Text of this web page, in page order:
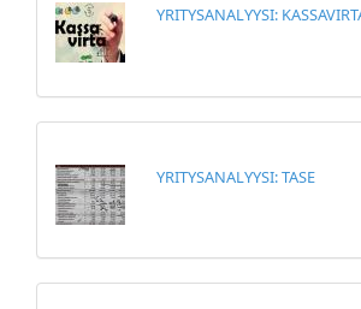
YRITYSANALYYSI:
YRITYSANALYYSI: TASE